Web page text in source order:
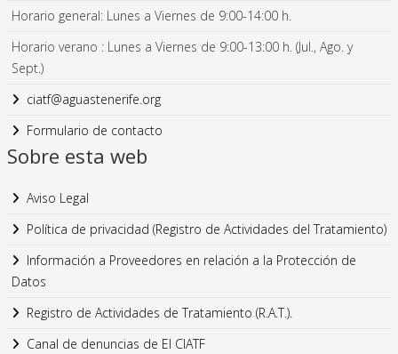
Horario general: Lunes a Viernes de 9:00-14:00 h.
Horario verano : Lunes a Viernes de 9:00-13:00 h. (Jul., Ago. y
Sept.)
ciatf@aguastenerife.org
Formulario de contacto
Sobre esta web
Aviso Legal
Política de privacidad (Registro de Actividades del Tratamiento)
Información a Proveedores en relación a la Protección de
Datos
Registro de Actividades de Tratamiento (R.A.T.).
Canal de denuncias de El CIATF